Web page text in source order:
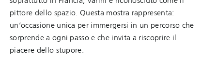
pittore dello spazio. Questa mostra rappresenta:
un’occasione unica per immergersi in un percorso che
sorprende a ogni passo e che invita a riscoprire il
piacere dello stupore.